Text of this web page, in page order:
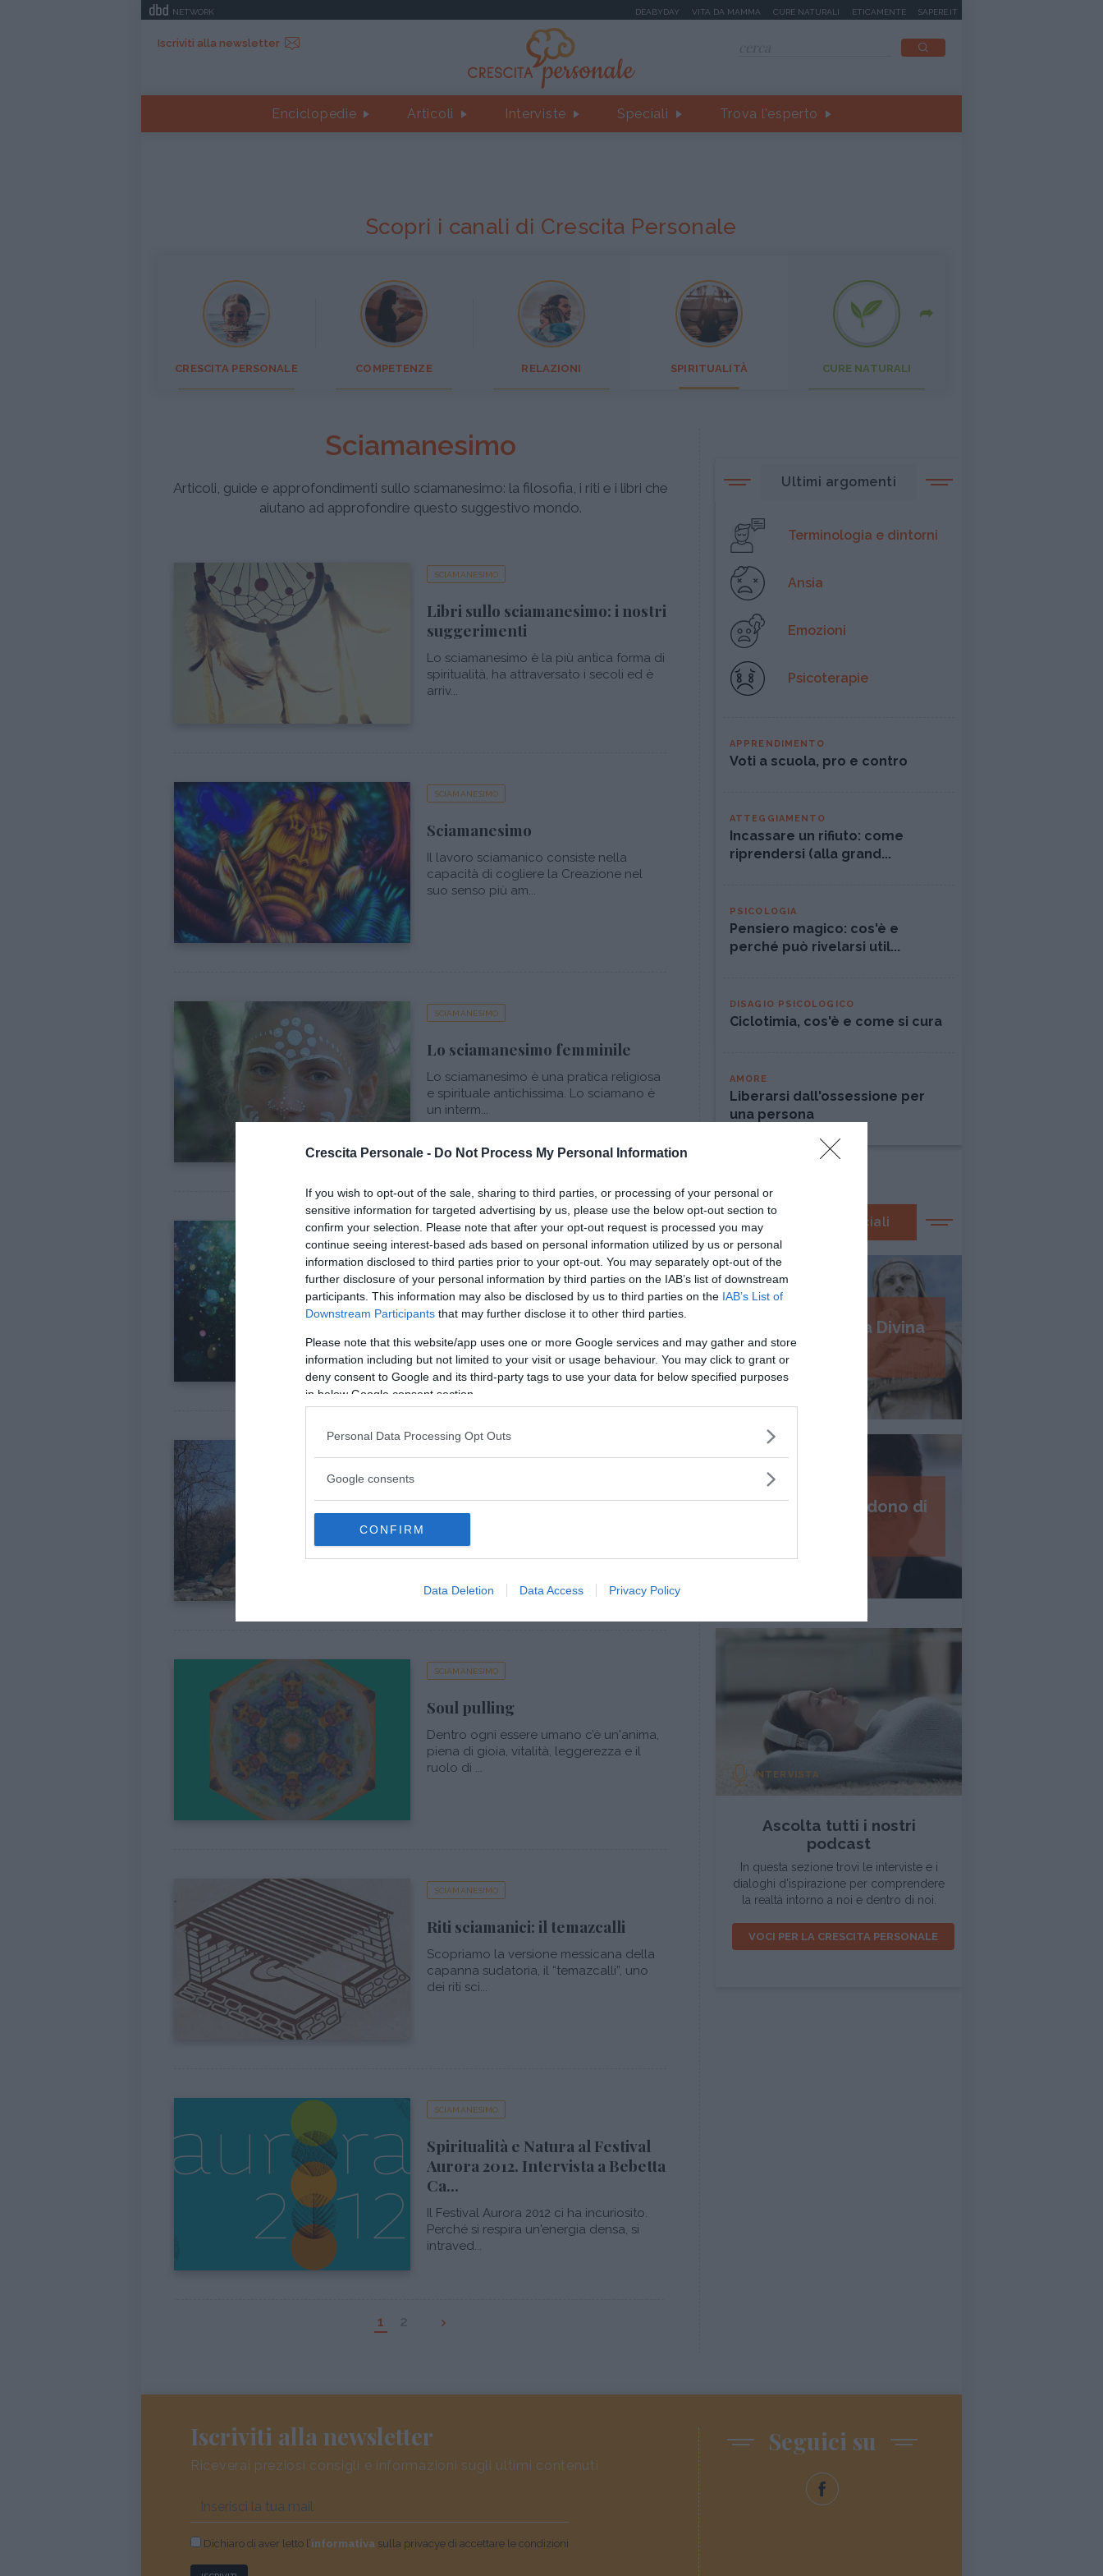
Crescita Personale - Do Not Process My Personal Information
If you wish to opt-out of the sale, sharing to third parties, or processing of your personal or
sensitive information for targeted advertising by us, please use the below opt-out section to
confirm your selection. Please note that after your opt-out request is processed you may
continue seeing interest-based ads based on personal information utilized by us or personal
information disclosed to third parties prior to your opt-out. You may separately opt-out of the
further disclosure of your personal information by third parties on the IAB’s list of downstream
participants. This information may also be disclosed by us to third parties on the IAB’s List of
Downstream Participants that may further disclose it to other third parties.
Please note that this website/app uses one or more Google services and may gather and store
information including but not limited to your visit or usage behaviour. You may click to grant or
deny consent to Google and its third-party tags to use your data for below specified purposes
in below Google consent section.
Personal Data Processing Opt Outs
Google consents
CONFIRM
Data Deletion Data Access Privacy Policy
NETWORK DEABYDAY VITA DA MAMMA CURE NATURALI ETICAMENTE SAPERE.IT
Iscriviti alla newsletter
Enciclopedie Articoli Interviste Speciali Trova l'esperto
Scopri i canali di Crescita Personale
CRESCITA PERSONALE COMPETENZE RELAZIONI SPIRITUALITÀ CURE NATURALI
Sciamanesimo
Articoli, guide e approfondimenti sullo sciamanesimo: la filosofia, i riti e i libri che
aiutano ad approfondire questo suggestivo mondo.
SCIAMANESIMO
Libri sullo sciamanesimo: i nostri
suggerimenti
Lo sciamanesimo è la più antica forma di
spiritualità, ha attraversato i secoli ed è
arriv...
SCIAMANESIMO
Sciamanesimo
Il lavoro sciamanico consiste nella
capacità di cogliere la Creazione nel
suo senso più am...
SCIAMANESIMO
Lo sciamanesimo femminile
Lo sciamanesimo è una pratica religiosa
e spirituale antichissima. Lo sciamano è
un interm...
SCIAMANESIMO
Il Linguaggio della Luce
Homaya Amar, maestra spirituale e
guaritrice specializzata antiche e potenti
sudatoria
la capanna sudatoria è una pratica
SCIAMANESIMO
Soul pulling
Dentro ogni essere umano c’è un'anima,
piena di gioia, vitalità, leggerezza e il
ruolo di ...
SCIAMANESIMO
Riti sciamanici: il temazcalli
Scopriamo la versione messicana della
capanna sudatoria, il “temazcalli”, uno
dei riti sci...
SCIAMANESIMO
Spiritualità e Natura al Festival
Aurora 2012. Intervista a Bebetta
Ca...
Il Festival Aurora 2012 ci ha incuriosito.
Perché si respira un'energia densa, si
intraved...
1
Ultimi argomenti
Terminologia e dintorni
Ansia
Emozioni
Psicoterapie
APPRENDIMENTO
Voti a scuola, pro e contro
ATTEGGIAMENTO
Incassare un rifiuto: come
riprendersi (alla grand...
PSICOLOGIA
Pensiero magico: cos'è e
perché può rivelarsi util...
DISAGIO PSICOLOGICO
Ciclotimia, cos'è e come si cura
AMORE
Liberarsi dall'ossessione per
una persona
I nostri speciali
Psicologia della Divina
Commedia
I 7 passi del perdono di
INTERVISTA
Ascolta tutti i nostri
podcast
In questa sezione trovi le interviste e i
dialoghi d'ispirazione per comprendere
la realtà intorno a noi e dentro di noi.
VOCI PER LA CRESCITA PERSONALE
Iscriviti alla newsletter
Riceverai preziosi consigli e informazioni sugli ultimi contenuti
Dichiaro di aver letto l’informativa sulla privacye di accettare le condizioni
Seguici su